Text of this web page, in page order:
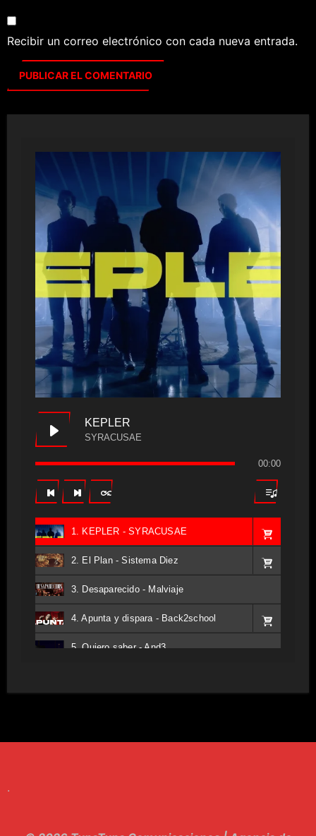
Recibir un correo electrónico con cada nueva entrada.
KEPLER
SYRACUSAE
00:00
1. KEPLER - SYRACUSAE
2. El Plan - Sistema Diez
3. Desaparecido - Malviaje
4. Apunta y dispara - Back2school
5. Quiero saber - And3
.